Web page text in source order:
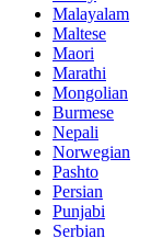
Malayalam
Maltese
Maori
Marathi
Mongolian
Burmese
Nepali
Norwegian
Pashto
Persian
Punjabi
Serbian